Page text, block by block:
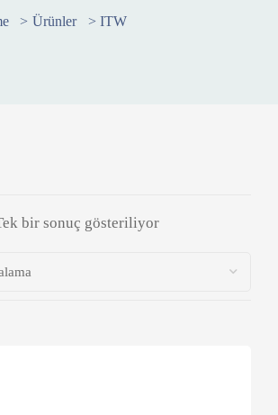
> Ürünler >ITW
bir sonuç gösteriliyor